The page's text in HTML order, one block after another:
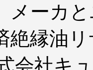
メーカ
絶縁油
会社キ